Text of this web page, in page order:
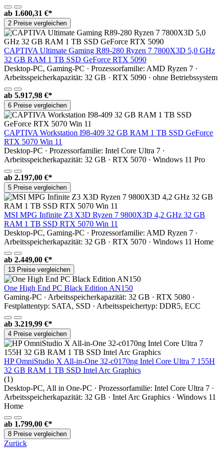
ab 1.600,31 €*
2 Preise vergleichen
CAPTIVA Ultimate Gaming R89-280 Ryzen 7 7800X3D 5,0 GHz
32 GB RAM 1 TB SSD GeForce RTX 5090
Desktop-PC, Gaming-PC · Prozessorfamilie: AMD Ryzen 7 ·
Arbeitsspeicherkapazität: 32 GB · RTX 5090 · ohne Betriebssystem
ab 5.917,98 €*
6 Preise vergleichen
CAPTIVA Workstation I98-409 32 GB RAM 1 TB SSD GeForce
RTX 5070 Win 11
Desktop-PC · Prozessorfamilie: Intel Core Ultra 7 ·
Arbeitsspeicherkapazität: 32 GB · RTX 5070 · Windows 11 Pro
ab 2.197,00 €*
5 Preise vergleichen
MSI MPG Infinite Z3 X3D Ryzen 7 9800X3D 4,2 GHz 32 GB
RAM 1 TB SSD RTX 5070 Win 11
Desktop-PC, Gaming-PC · Prozessorfamilie: AMD Ryzen 7 ·
Arbeitsspeicherkapazität: 32 GB · RTX 5070 · Windows 11 Home
ab 2.449,00 €*
13 Preise vergleichen
One High End PC Black Edition AN150
Gaming-PC · Arbeitsspeicherkapazität: 32 GB · RTX 5080 ·
Festplattentyp: SATA, SSD · Arbeitsspeichertyp: DDR5, ECC
ab 3.219,99 €*
4 Preise vergleichen
HP OmniStudio X All-in-One 32-c0170ng Intel Core Ultra 7 155H
32 GB RAM 1 TB SSD Intel Arc Graphics
(1)
Desktop-PC, All in One-PC · Prozessorfamilie: Intel Core Ultra 7 ·
Arbeitsspeicherkapazität: 32 GB · Intel Arc Graphics · Windows 11
Home
ab 1.799,00 €*
8 Preise vergleichen
Zurück